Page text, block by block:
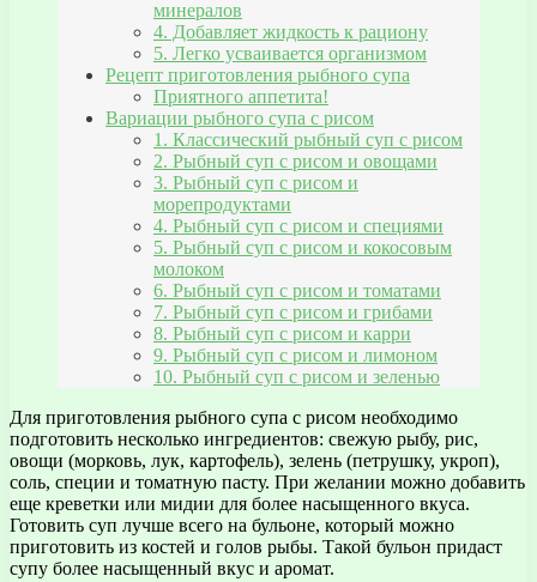
минералов
4. Добавляет жидкость к рациону
5. Легко усваивается организмом
Рецепт приготовления рыбного супа
Приятного аппетита!
Вариации рыбного супа с рисом
1. Классический рыбный суп с рисом
2. Рыбный суп с рисом и овощами
3. Рыбный суп с рисом и
морепродуктами
4. Рыбный суп с рисом и специями
5. Рыбный суп с рисом и кокосовым
молоком
6. Рыбный суп с рисом и томатами
7. Рыбный суп с рисом и грибами
8. Рыбный суп с рисом и карри
9. Рыбный суп с рисом и лимоном
10. Рыбный суп с рисом и зеленью
Для приготовления рыбного супа с рисом необходимо
подготовить несколько ингредиентов: свежую рыбу, рис,
овощи (морковь, лук, картофель), зелень (петрушку, укроп),
соль, специи и томатную пасту. При желании можно добавить
еще креветки или мидии для более насыщенного вкуса.
Готовить суп лучше всего на бульоне, который можно
приготовить из костей и голов рыбы. Такой бульон придаст
супу более насыщенный вкус и аромат.